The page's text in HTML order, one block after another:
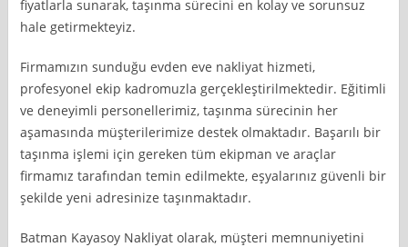
fiyatlarla sunarak, taşınma sürecini en kolay ve sorunsuz
hale getirmekteyiz.
Firmamızın sunduğu evden eve nakliyat hizmeti,
profesyonel ekip kadromuzla gerçekleştirilmektedir. Eğitimli
ve deneyimli personellerimiz, taşınma sürecinin her
aşamasında müşterilerimize destek olmaktadır. Başarılı bir
taşınma işlemi için gereken tüm ekipman ve araçlar
firmamız tarafından temin edilmekte, eşyalarınız güvenli bir
şekilde yeni adresinize taşınmaktadır.
Batman Kayasoy Nakliyat olarak, müşteri memnuniyetini